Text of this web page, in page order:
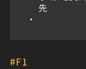
先
F1